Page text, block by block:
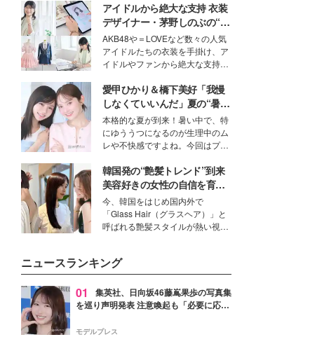
ニオン好き”という共通点を持つモ
デルの宮城舞と島村雄大の特別対
談をお届け！それぞれの視点か
ら、今作ならではの魅力や予想外
の感動をもたらす奥深いストーリ
ーについて熱く語り合ってもらっ
た。
アイドルから絶大な支持 衣装
デザイナー・茅野しのぶの“可
愛い”を作る美学＜「シチズン
クロスシー」インタビュー＞
AKB48や＝LOVEなど数々の人気
アイドルたちの衣装を手掛け、ア
イドルやファンから絶大な支持を
取締役兼クリエイティブディレク
ター・茅野しのぶ。一人ひとりの
個性に寄り添い、魅力を引き出す
衣装作りは、多くの女性たちに勇
気と自信を与え続けている。
愛甲ひかり＆橋下美好「我慢
しなくていいんだ」夏の“暑さ
対策”の新しい選択肢とは？
本格的な夏が到来！暑い中で、特
にゆううつになるのが生理中のム
レや不快感ですよね。今回はプラ
モデル・愛甲ひかりさんと橋下美
好さんを迎えて本音で女子会トー
ク。猛暑のお出かけを快適に過ご
すヒントや、2人が感動した夏の
生理の新常識にも迫りました。
韓国発の“艶髪トレンド”到来
美容好きの女性の自信を育む
「ヘアケア事情」って？
今、韓国をはじめ国内外で
「Glass Hair（グラスヘア）」と
呼ばれる艶髪スタイルが熱い視線
して、“髪そのものの美しさ”に改
めて注目する人が増えている様
子。今回は、そんな憧れの艶やか
な髪を日常で叶える、美容好きの
ます。
ニュースランキング
01
集英社、日向坂46藤嶌果歩の写真集
を巡り声明発表 注意喚起も「必要に応じ
モデルプレス